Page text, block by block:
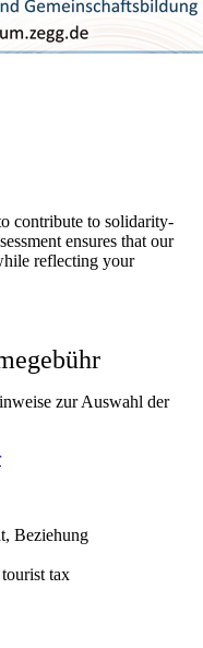
contribute to solidarity-
ensures that our
reflecting your
zur Auswahl der
Beziehung
tax